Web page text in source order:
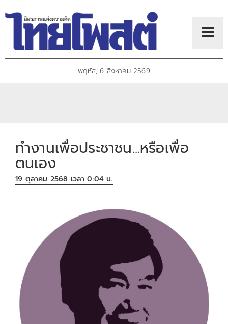
พฤหัส, 6 สิงหาคม 2569
ทำงานเพื่อประชาชน...หรือเพื่อ
ตนเอง
19 ตุลาคม 2568 เวลา 0:04 น.